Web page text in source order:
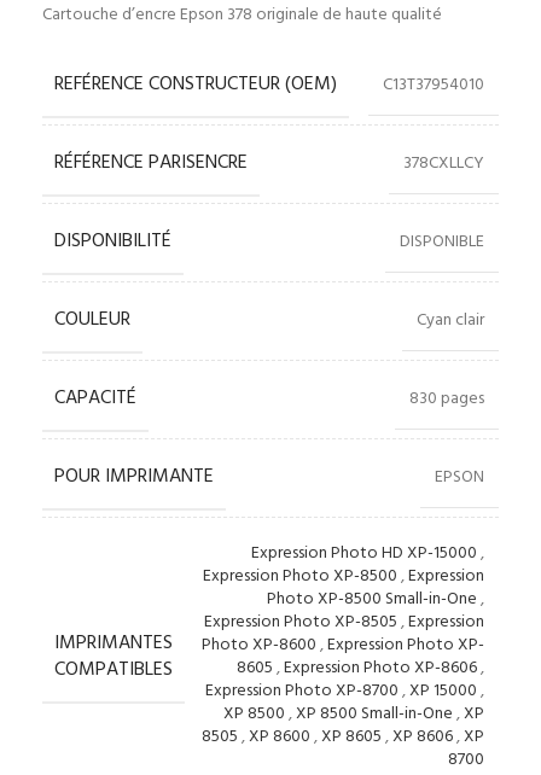
Cartouche d’encre Epson 378 originale de haute qualité
REFÉRENCE CONSTRUCTEUR (OEM) C13T37954010
RÉFÉRENCE PARISENCRE 378CXLLCY
DISPONIBILITÉ DISPONIBLE
COULEUR Cyan clair
CAPACITÉ 830 pages
POUR IMPRIMANTE EPSON
IMPRIMANTES
COMPATIBLES
Expression Photo HD XP-15000,
Expression Photo XP-8500,Expression
Photo XP-8500 Small-in-One,
Expression Photo XP-8505,Expression
Photo XP-8600,Expression Photo XP-
8605,Expression Photo XP-8606,
Expression Photo XP-8700,XP 15000,
XP 8500,XP 8500 Small-in-One,XP
8505,XP 8600,XP 8605,XP 8606,XP
8700